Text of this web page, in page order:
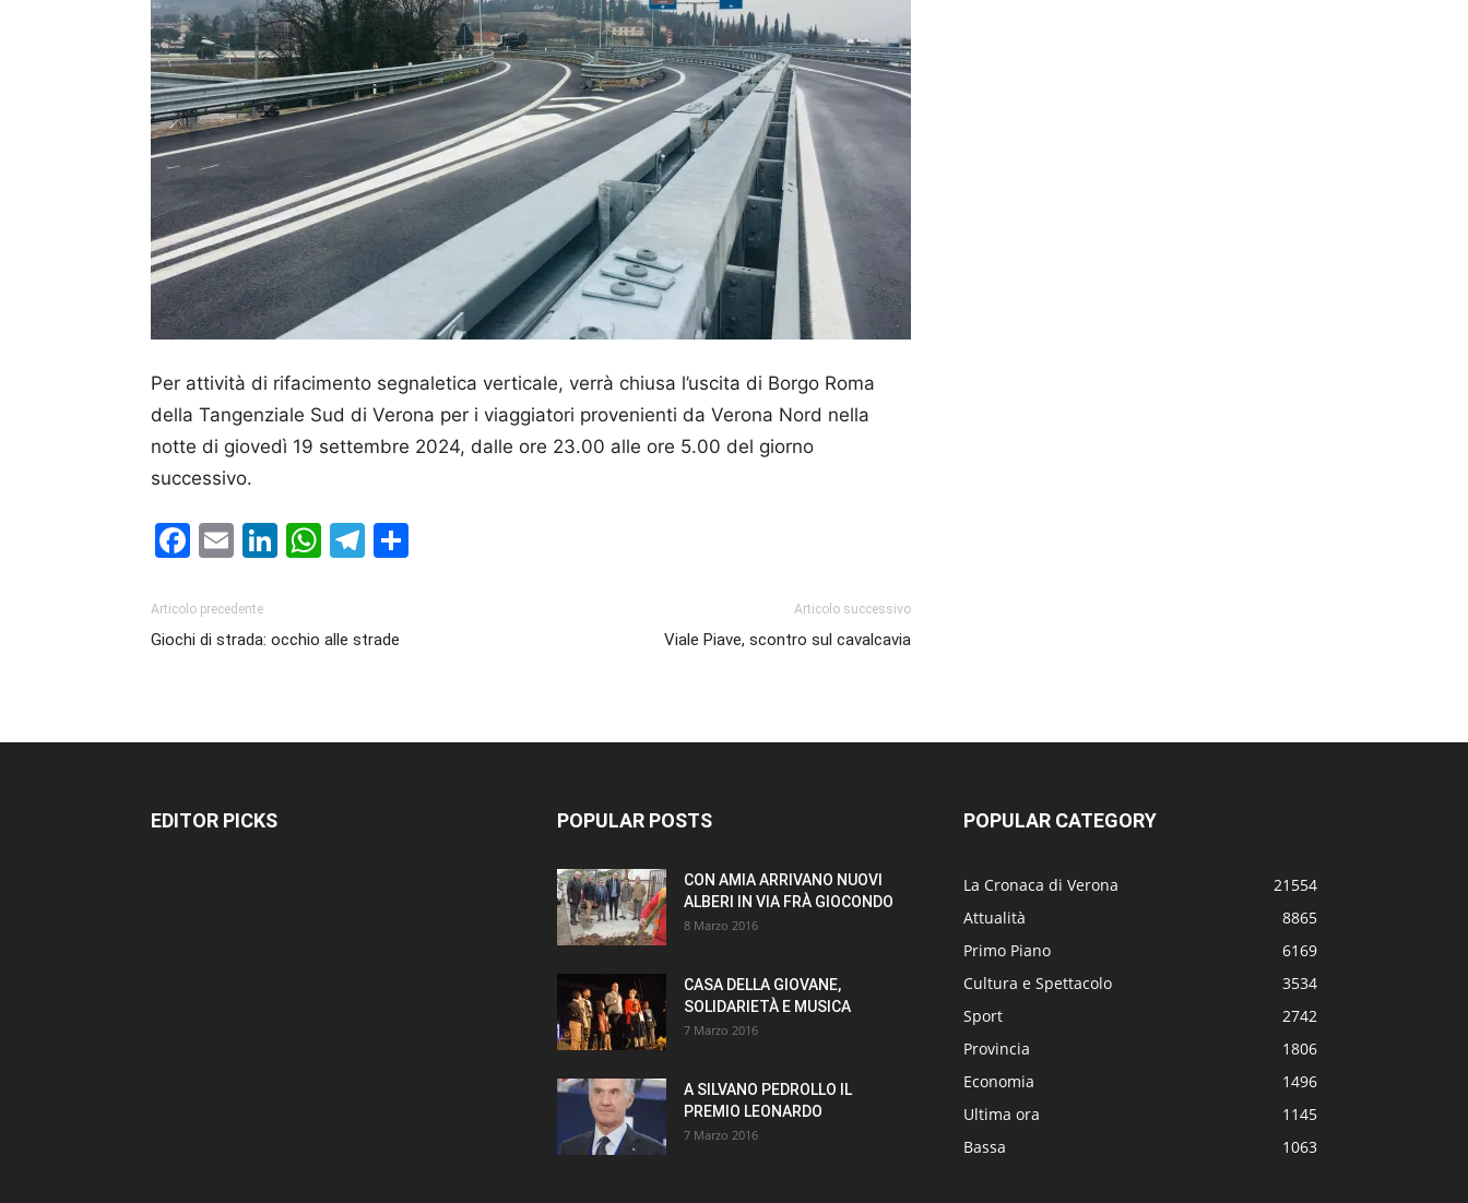
Per attività di rifacimento segnaletica verticale, verrà chiusa l’uscita di Borgo Roma
della Tangenziale Sud di Verona per i viaggiatori provenienti da Verona Nord nella
notte di giovedì 19 settembre 2024, dalle ore 23.00 alle ore 5.00 del giorno
successivo.
Facebook
EmailLinkedIn
WhatsApp
Telegram
Articolo precedente
Giochi di strada: occhio alle strade
Articolo successivo
Viale Piave, scontro sul cavalcavia
EDITOR PICKS POPULAR POSTS
CON AMIA ARRIVANO NUOVI
ALBERI IN VIA FRÀ GIOCONDO
8 Marzo 2016
CASA DELLA GIOVANE,
SOLIDARIETÀ E MUSICA
7 Marzo 2016
A SILVANO PEDROLLO IL
PREMIO LEONARDO
7 Marzo 2016
POPULAR CATEGORY
La Cronaca di Verona
21554
Attualità
8865
Primo Piano
6169
Cultura e Spettacolo
3534
Sport
2742
Provincia
1806
Economia
1496
Ultima ora
1145
Bassa
1063